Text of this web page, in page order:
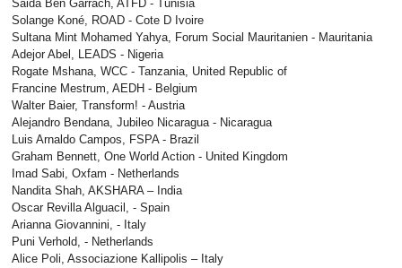
Saida Ben Garrach, ATFD - Tunisia
Solange Koné, ROAD - Cote D Ivoire
Sultana Mint Mohamed Yahya, Forum Social Mauritanien - Mauritania
Adejor Abel, LEADS - Nigeria
Rogate Mshana, WCC - Tanzania, United Republic of
Francine Mestrum, AEDH - Belgium
Walter Baier, Transform! - Austria
Alejandro Bendana, Jubileo Nicaragua - Nicaragua
Luis Arnaldo Campos, FSPA - Brazil
Graham Bennett, One World Action - United Kingdom
Imad Sabi, Oxfam - Netherlands
Nandita Shah, AKSHARA – India
Oscar Revilla Alguacil, - Spain
Arianna Giovannini, - Italy
Puni Verhold, - Netherlands
Alice Poli, Associazione Kallipolis – Italy